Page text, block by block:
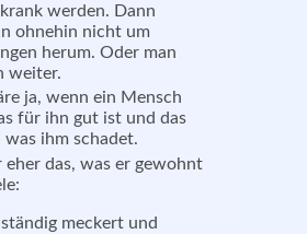
werden. Dann
ohnehin nicht um
herum. Oder man
weiter.
ja, wenn ein Mensch
für ihn gut ist und das
was ihm schadet.
eher das, was er gewohnt
meckert und